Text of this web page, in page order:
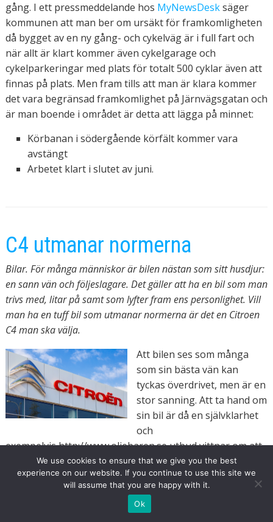
gång. I ett pressmeddelande hos MyNewsDesksäger
kommunen att man ber om ursäkt för framkomligheten
då bygget av en ny gång- och cykelväg är i full fart och
när allt är klart kommer även cykelgarage och
cykelparkeringar med plats för totalt 500 cyklar även att
finnas på plats. Men fram tills att man är klara kommer
det vara begränsad framkomlighet på Järnvägsgatan och
är man boende i området är detta att lägga på minnet:
Körbanan i södergående körfält kommer vara
avstängt
Arbetet klart i slutet av juni.
C4 utmanar normerna
Bilar. För många människor är bilen nästan som sitt husdjur:
en sann vän och följeslagare. Det gäller att ha en bil som man
trivs med, litar på samt som lyfter fram ens personlighet. Vill
man ha en tuff bil som utmanar normerna är det en Citroen
C4 man ska välja.
Att bilen ses som många
som sin bästa vän kan
tyckas överdrivet, men är en
stor sanning. Att ta hand om
sin bil är då en självklarhet
och
exempelvis http://www.oljebaren.se utbud vittnar om att
det finns mycket gott att välja mellan för att ta hand om
bilen. När det kommer till att välja bil så har allt fler
börjat söka efter begagnade bilar då man vill få ut den
bästa bilen för den bästa pengen. Då andrahandsvärdet
We use cookies to ensure that we give you the best
experience on our website. If you continue to use this site we
will assume that you are happy with it.
Ok